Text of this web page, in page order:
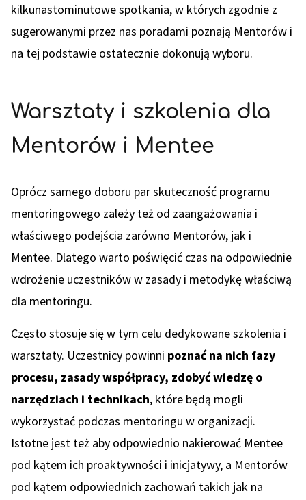
kilkunastominutowe spotkania, w których zgodnie z
sugerowanymi przez nas poradami poznają Mentorów i
na tej podstawie ostatecznie dokonują wyboru.
Warsztaty i szkolenia dla
Mentorów i Mentee
Oprócz samego doboru par skuteczność programu
mentoringowego zależy też od zaangażowania i
właściwego podejścia zarówno Mentorów, jak i
Mentee. Dlatego warto poświęcić czas na odpowiednie
wdrożenie uczestników w zasady i metodykę właściwą
dla mentoringu.
Często stosuje się w tym celu dedykowane szkolenia i
warsztaty. Uczestnicy powinni poznać na nich fazy
procesu, zasady współpracy, zdobyć wiedzę o
narzędziach i technikach, które będą mogli
wykorzystać podczas mentoringu w organizacji.
Istotne jest też aby odpowiednio nakierować Mentee
pod kątem ich proaktywności i inicjatywy, a Mentorów
pod kątem odpowiednich zachowań takich jak na